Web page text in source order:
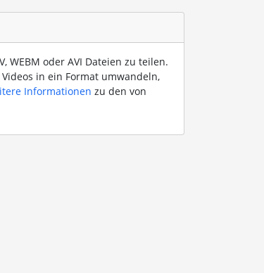
WEBM oder AVI Dateien zu teilen.
in ein Format umwandeln,
Informationen zu den von